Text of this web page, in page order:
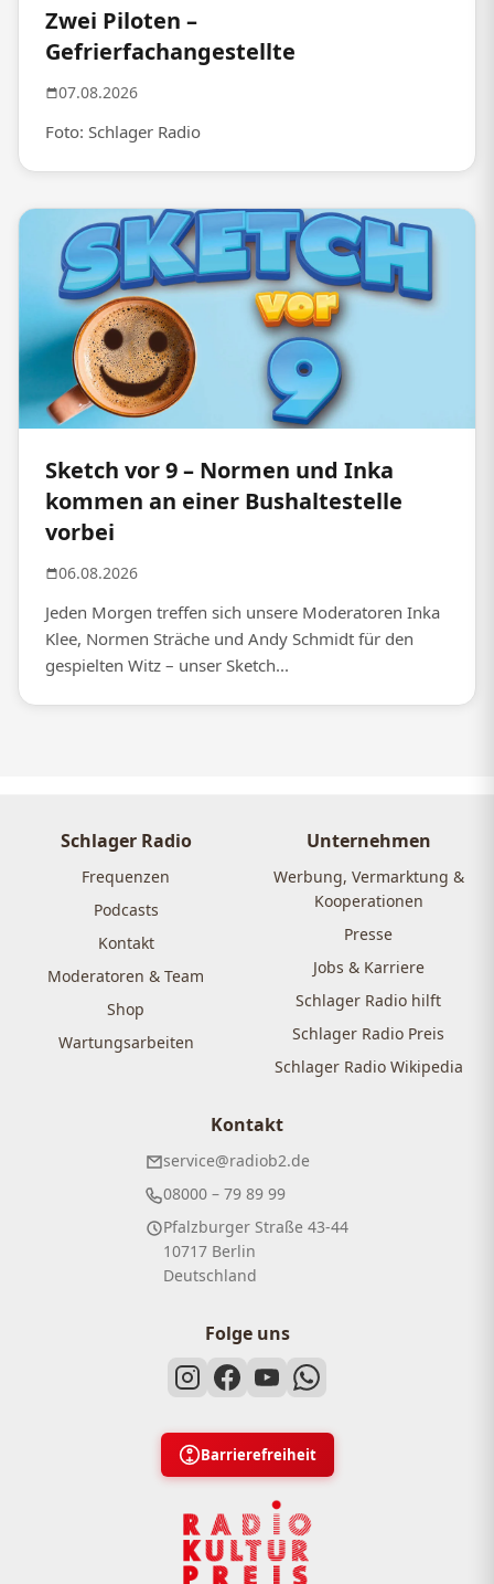
Zwei Piloten –
Gefrierfachangestellte
07.08.2026
Foto: Schlager Radio
Sketch vor 9 – Normen und Inka
kommen an einer Bushaltestelle
vorbei
06.08.2026
Jeden Morgen treffen sich unsere Moderatoren Inka
Klee, Normen Sträche und Andy Schmidt für den
gespielten Witz – unser Sketch...
Schlager Radio
Frequenzen
Podcasts
Kontakt
Moderatoren & Team
Shop
Wartungsarbeiten
Unternehmen
Werbung, Vermarktung &
Kooperationen
Presse
Jobs & Karriere
Schlager Radio hilft
Schlager Radio Preis
Schlager Radio Wikipedia
Kontakt
service@radiob2.de
08000 – 79 89 99
Pfalzburger Straße 43-44
10717 Berlin
Deutschland
Folge uns
Barrierefreiheit